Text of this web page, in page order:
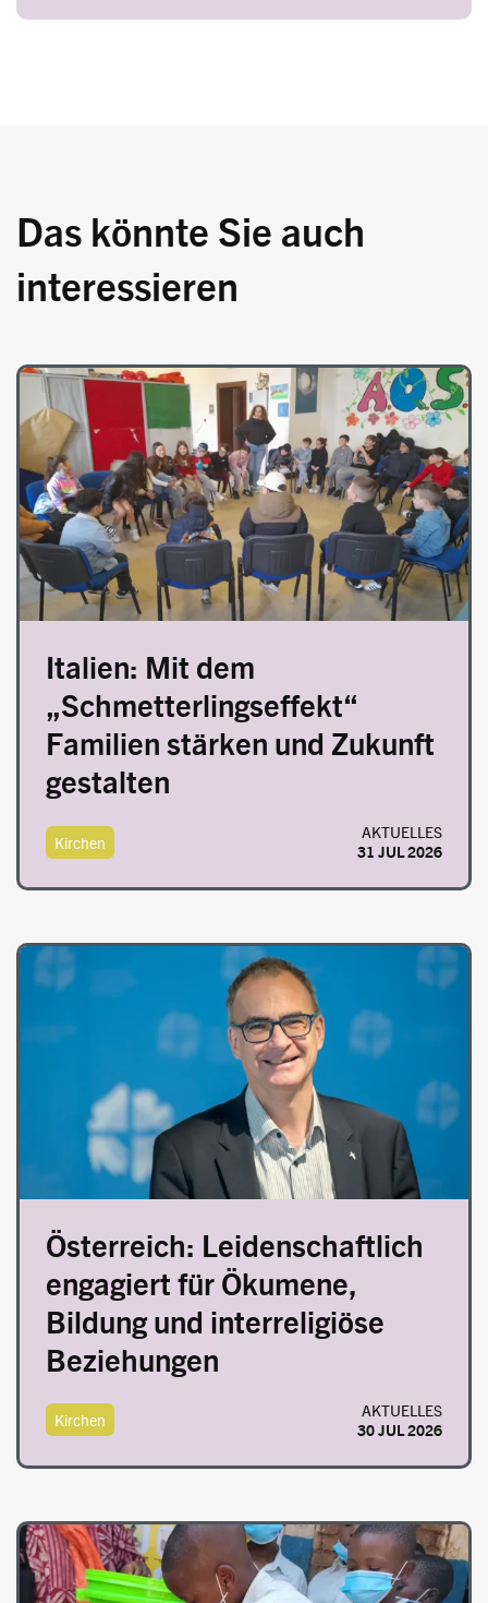
Das könnte Sie auch
interessieren
Image
Italien: Mit dem
„Schmetterlingseffekt“
Familien stärken und Zukunft
gestalten
Kirchen
AKTUELLES
31 JUL 2026
Image
Österreich: Leidenschaftlich
engagiert für Ökumene,
Bildung und interreligiöse
Beziehungen
Kirchen
AKTUELLES
30 JUL 2026
Image